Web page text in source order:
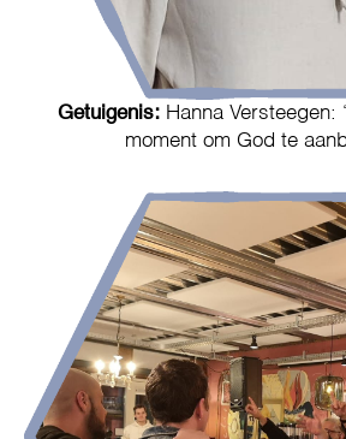
Getuigenis: Hanna Versteegen:
moment om God te